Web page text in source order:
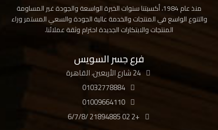
منذ عام 1984، أكسبتنا سنوات الخبرة الواسعة والجودة غير المساومة
والتنوع الواسع في المنتجات والخدمة عالية الجودة والسعي المستمر وراء
المنتجات والابتكارات الجديدة احترام وثقة عملائنا.
فرع جسر السويس
24 شارع الأربعين، القاهرة
01032778884
01009664110
+2 02 21894885 /6/7/8